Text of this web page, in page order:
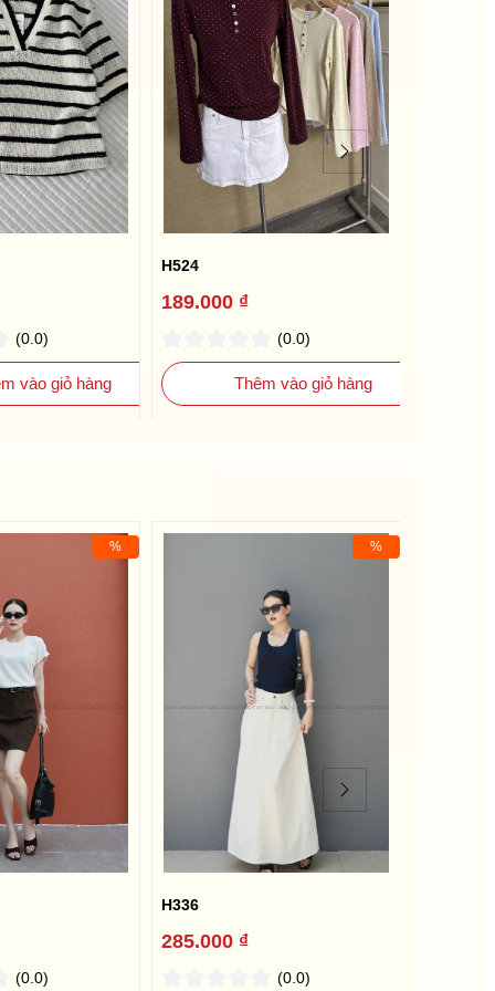
(0.0)
vào giỏ hàng
H524
189.000 ₫
(0.0)
Thêm vào giỏ hàng
%
(0.0)
%
H336
285.000 ₫
(0.0)